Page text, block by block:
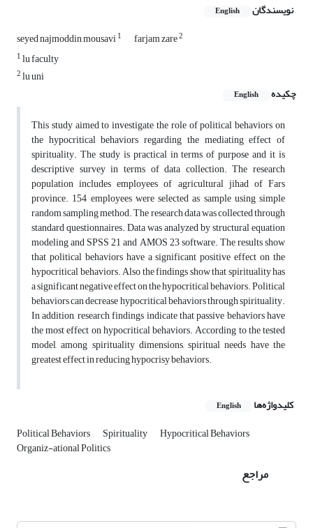
نویسندگان English
seyed najmoddin mousavi1 farjam zare2
1lu faculty
2lu uni
چکیده
English
This study aimed to investigate the role of political behaviors on
the hypocritical behaviors regarding the mediating effect of
spirituality. The study is practical in terms of purpose and it is
descriptive survey in terms of data collection. The research
population includes employees of agricultural jihad of Fars
province. 154 employees were selected as sample using simple
random sampling method. The research data was collected through
standard questionnaires. Data was analyzed by structural equation
modeling and SPSS 21 and AMOS 23 software. The results show
that political behaviors have a significant positive effect on the
hypocritical behaviors. Also the findings show that spirituality has
a significant negative effect on the hypocritical behaviors. Political
behaviors can decrease hypocritical behaviors through spirituality.
In addition, research findings indicate that passive behaviors have
the most effect on hypocritical behaviors. According to the tested
model, among spirituality dimensions, spiritual needs have the
greatest effect in reducing hypocrisy behaviors.
کلیدواژه‌ها English
Political Behaviors Spirituality Hypocritical Behaviors
Organiz-ational Politics
مراجع